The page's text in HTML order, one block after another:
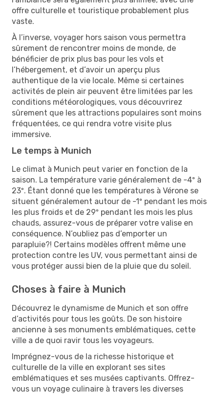
offre culturelle et touristique probablement plus
vaste.
À l’inverse, voyager hors saison vous permettra
sûrement de rencontrer moins de monde, de
bénéficier de prix plus bas pour les vols et
l’hébergement, et d’avoir un aperçu plus
authentique de la vie locale. Même si certaines
activités de plein air peuvent être limitées par les
conditions météorologiques, vous découvrirez
sûrement que les attractions populaires sont moins
fréquentées, ce qui rendra votre visite plus
immersive.
Le temps à Munich
Le climat à Munich peut varier en fonction de la
saison. La température varie généralement de -4º à
23º. Étant donné que les températures à Vérone se
situent généralement autour de -1º pendant les mois
les plus froids et de 29º pendant les mois les plus
chauds, assurez-vous de préparer votre valise en
conséquence. N’oubliez pas d’emporter un
parapluie?! Certains modèles offrent même une
protection contre les UV, vous permettant ainsi de
vous protéger aussi bien de la pluie que du soleil.
Choses à faire à Munich
Découvrez le dynamisme de Munich et son offre
d’activités pour tous les goûts. De son histoire
ancienne à ses monuments emblématiques, cette
ville a de quoi ravir tous les voyageurs.
Imprégnez-vous de la richesse historique et
culturelle de la ville en explorant ses sites
emblématiques et ses musées captivants. Offrez-
vous un voyage culinaire à travers les diverses